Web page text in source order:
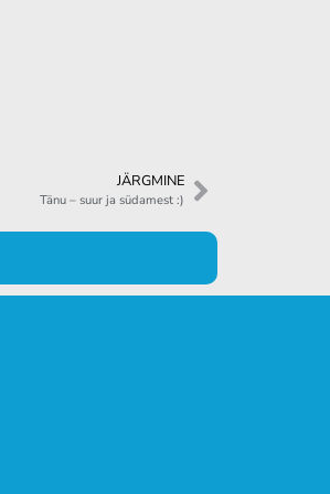
JÄRGMINE
Tänu – suur ja südamest :)